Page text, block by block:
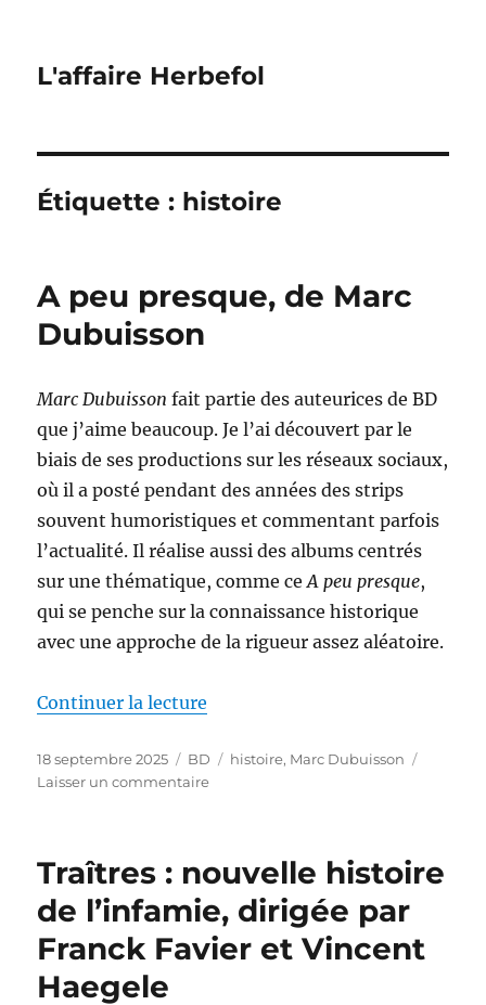
L'affaire Herbefol
Étiquette : histoire
A peu presque, de Marc
Dubuisson
Marc Dubuisson fait partie des auteurices de BD
que j’aime beaucoup. Je l’ai découvert par le
biais de ses productions sur les réseaux sociaux,
où il a posté pendant des années des strips
souvent humoristiques et commentant parfois
l’actualité. Il réalise aussi des albums centrés
sur une thématique, comme ceA peu presque,
qui se penche sur la connaissance historique
avec une approche de la rigueur assez aléatoire.
Continuer la lecture
Publié
le
18 septembre 2025 Catégories
BD Étiquettes
histoire, Marc Dubuisson
Laisser un commentairesur
de
Dubuisson
Traîtres : nouvelle histoire
de l’infamie, dirigée par
Franck Favier et Vincent
Haegele